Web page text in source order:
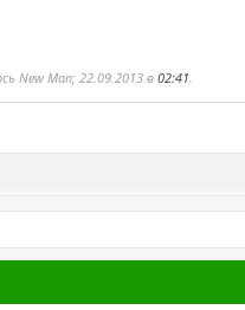
New Man; 22.09.2013 в02:41.